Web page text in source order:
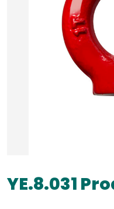
YE.8.031